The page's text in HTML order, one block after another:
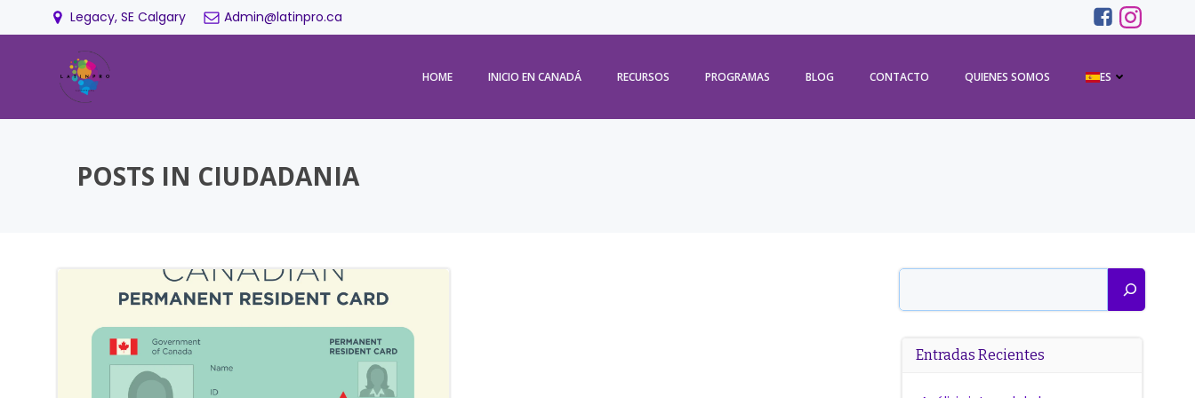
Legacy, SE Calgary Admin@latinpro.ca
HOME INICIO EN CANADÁ RECURSOS PROGRAMAS BLOG CONTACTO QUIENES SOMOS ES
POSTS IN CIUDADANIA
Buscar
Entradas Recientes